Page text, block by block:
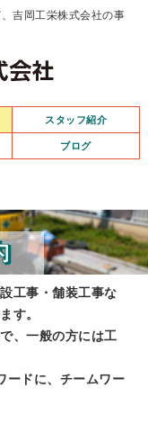
吉岡工栄株式会社の事
スタッフ紹介
ブログ
工事・舗装工事な
す。
、一般の方には工
ードに、チームワー